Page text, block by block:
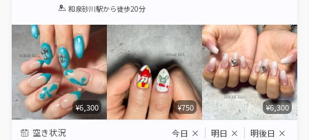
1 2 3 4 5
和泉砂川駅から徒歩20分
¥6,300 ¥750 ¥6,300
空き状況 今日 × 明日 × 明後日 ×